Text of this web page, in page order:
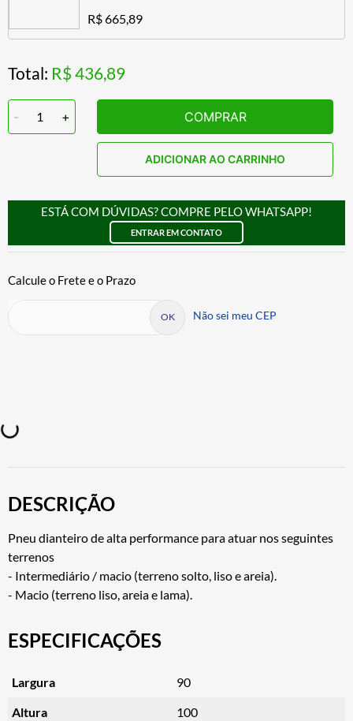
R$ 665,89
Total: R$ 436,89
- 1 + COMPRAR
ADICIONAR AO CARRINHO
ESTÁ COM DÚVIDAS? COMPRE PELO WHATSAPP!
ENTRAR EM CONTATO
Não sei meu CEP
DESCRIÇÃO
Pneu dianteiro de alta performance para atuar nos seguintes
terrenos
- Intermediário / macio (terreno solto, liso e areia).
- Macio (terreno liso, areia e lama).
ESPECIFICAÇÕES
Largura 90
Altura 100